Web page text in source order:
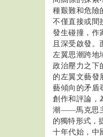
種艱難和危險
不僅直接或間
發生碰撞，作
且深受啟發。
左翼思潮跨地
政治壓力之下
的左翼文藝發
藝傾向的矛盾
創作和評論，
潮——馬克思
的獨特形式，
十年代始，中